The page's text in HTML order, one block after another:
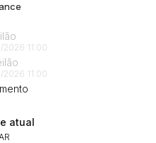
11:00
11:00
atual